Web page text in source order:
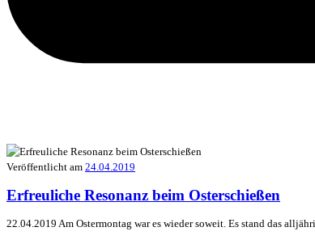
Veröffentlicht am 24.04.2019
Erfreuliche Resonanz beim Osterschießen
22.04.2019 Am Ostermontag war es wieder soweit. Es stand das